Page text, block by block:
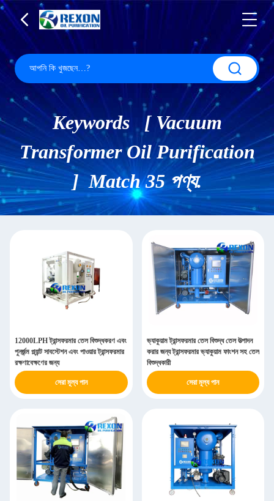
Keywords [ Vacuum
Transformer Oil Purification
] Match 35 পণ্য.
12000LPH ট্রান্সফরমার তেল বিশুদ্ধকরণ এবং
পুনর্জন্ম প্ল্যান্ট সাবস্টেশন এবং পাওয়ার ট্রান্সফরমার
রক্ষণাবেক্ষণের জন্য
সেরা মূল্য পান
ভ্যাকুয়াম ট্রান্সফরমার তেল বিশুদ্ধ তেল উত্পাদন
করার জন্য ট্রান্সফরমার ভ্যাকুয়াম ফাংশন সহ তেল
বিশুদ্ধকারী
সেরা মূল্য পান